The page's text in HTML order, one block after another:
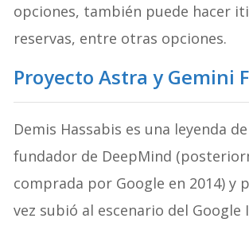
opciones, también puede hacer
reservas, entre otras opciones.
Proyecto Astra y Gemini
Demis Hassabis es una leyenda
fundador de DeepMind
comprada por Google en 2014) y
vez subió al escenario del Google